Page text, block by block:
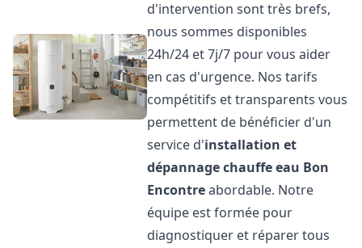
d'intervention sont très brefs,
nous sommes disponibles
24h/24 et 7j/7 pour vous aider
en cas d'urgence. Nos tarifs
compétitifs et transparents vous
permettent de bénéficier d'un
service d'installation et
dépannage chauffe eau Bon
Encontreabordable. Notre
équipe est formée pour
diagnostiquer et réparer tous